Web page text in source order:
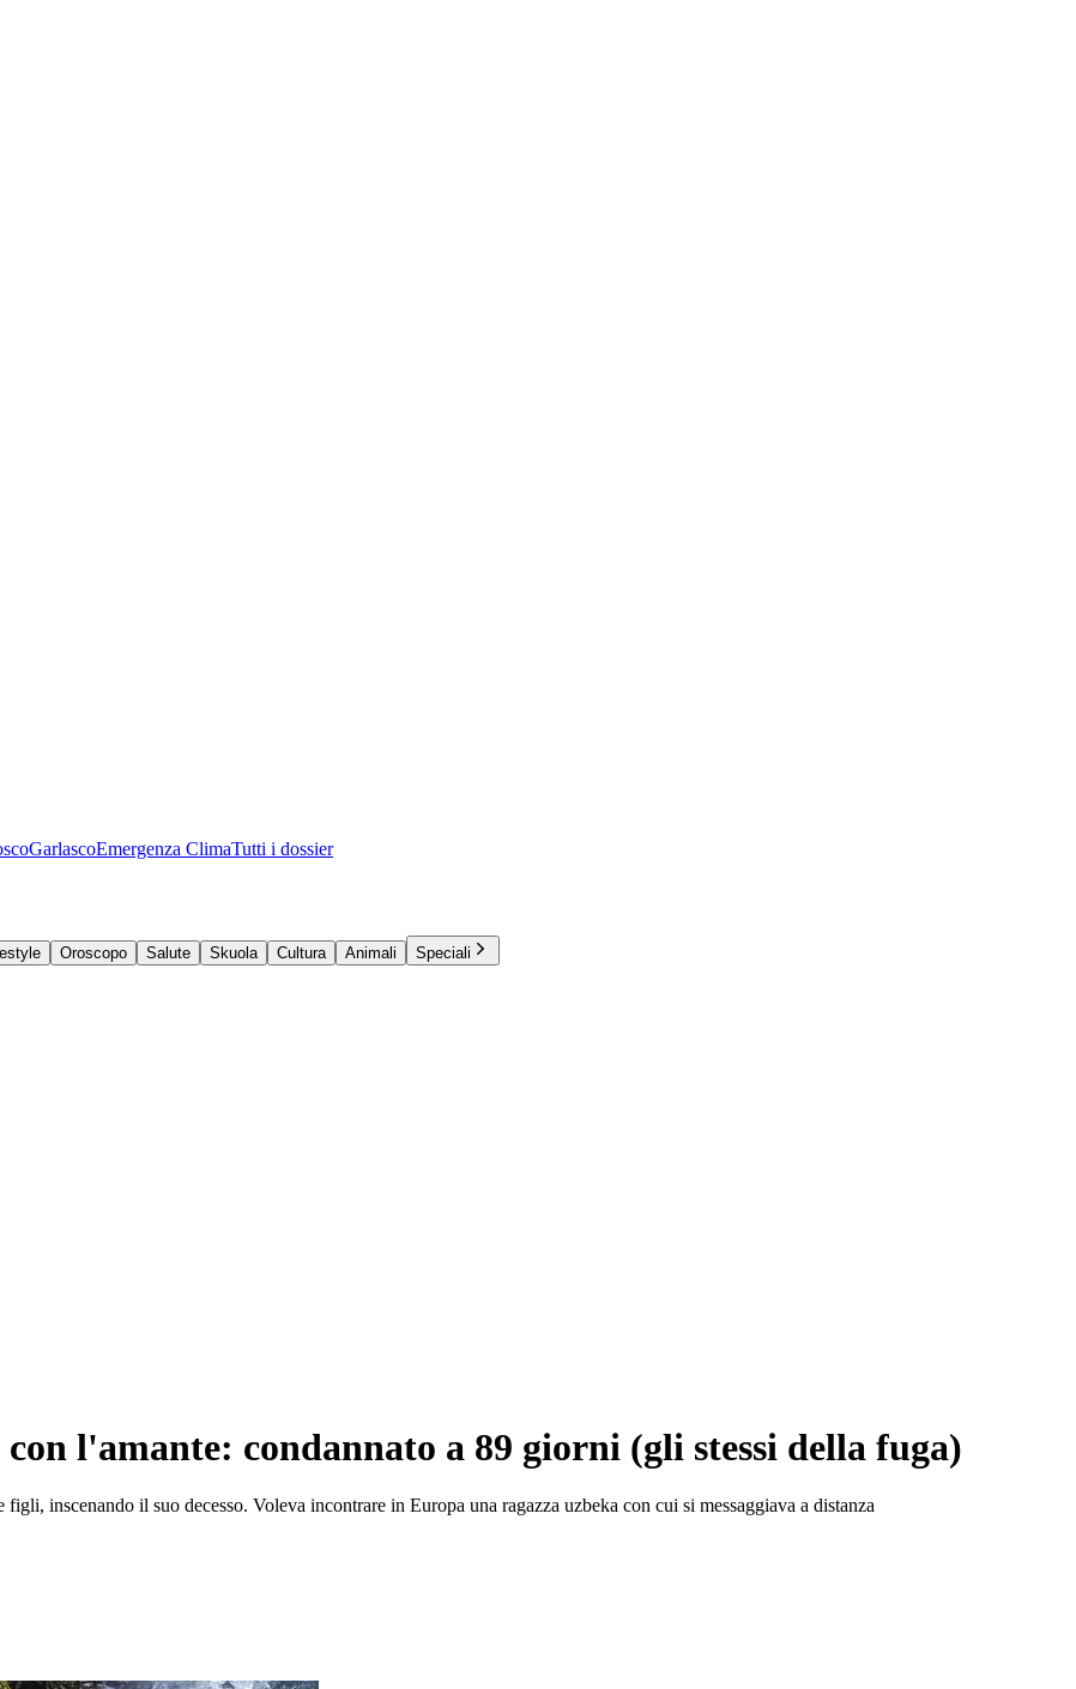
GarlascoEmergenza ClimaTutti i dossier
Oroscopo Salute Skuola Cultura Animali
Speciali
l'amante: condannato a 89 giorni (gli stessi della fuga)
inscenando il suo decesso. Voleva incontrare in Europa una ragazza uzbeka con cui si messaggiava a distanza